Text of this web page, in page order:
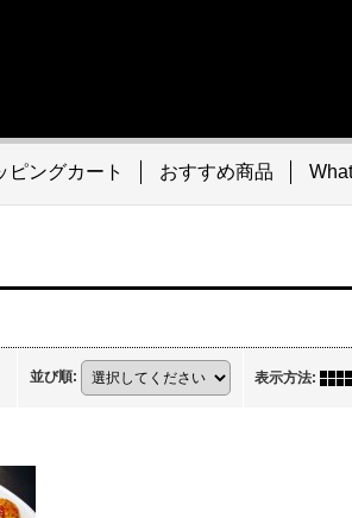
ピングカート おすすめ商品
並び順: 表示方法: